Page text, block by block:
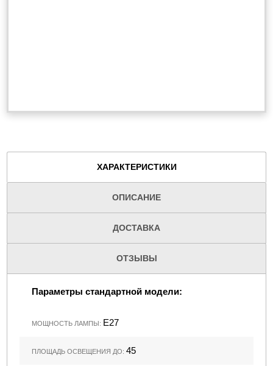
ХАРАКТЕРИСТИКИ
ОПИСАНИЕ
ДОСТАВКА
ОТЗЫВЫ
Параметры стандартной модели:
МОЩНОСТЬ ЛАМПЫ: Е27
ПЛОЩАДЬ ОСВЕЩЕНИЯ ДО:45